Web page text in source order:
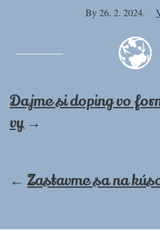
By26. 2. 2024.
Dajme si doping vo
vy→
← Zastavme sa na